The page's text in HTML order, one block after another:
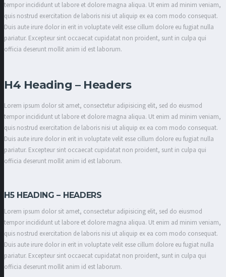
tempor incididunt ut labore et dolore magna aliqua. Ut enim ad minim veniam,
quis nostrud exercitation de laboris nisi ut aliquip ex ea com modo consequat.
Duis aute irure dolor in erit in voluptate velit esse cillum dolore eu fugiat nulla
pariatur. Excepteur sint occaecat cupidatat non proident, sunt in culpa qui
officia deserunt mollit anim id est laborum.
H4 Heading – Headers
Lorem ipsum dolor sit amet, consectetur adipisicing elit, sed do eiusmod
tempor incididunt ut labore et dolore magna aliqua. Ut enim ad minim veniam,
quis nostrud exercitation de laboris nisi ut aliquip ex ea com modo consequat.
Duis aute irure dolor in erit in voluptate velit esse cillum dolore eu fugiat nulla
pariatur. Excepteur sint occaecat cupidatat non proident, sunt in culpa qui
officia deserunt mollit anim id est laborum.
H5 HEADING – HEADERS
Lorem ipsum dolor sit amet, consectetur adipisicing elit, sed do eiusmod
tempor incididunt ut labore et dolore magna aliqua. Ut enim ad minim veniam,
quis nostrud exercitation de laboris nisi ut aliquip ex ea com modo consequat.
Duis aute irure dolor in erit in voluptate velit esse cillum dolore eu fugiat nulla
pariatur. Excepteur sint occaecat cupidatat non proident, sunt in culpa qui
officia deserunt mollit anim id est laborum.